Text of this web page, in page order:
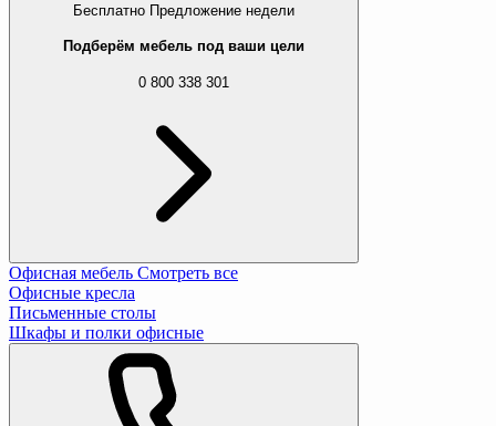
Бесплатно Предложение недели
Подберём мебель под ваши цели
0 800 338 301
Офисная мебель Смотреть все
Офисные кресла
Письменные столы
Шкафы и полки офисные